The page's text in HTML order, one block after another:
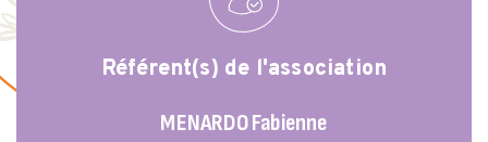
Référent(s) de l'association
MENARDOFabienne